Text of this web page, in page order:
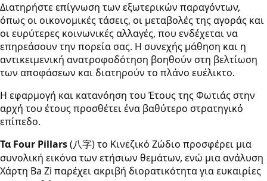
Διατηρήστε επίγνωση των εξωτερικών παραγόντων,
όπως οι οικονομικές τάσεις, οι μεταβολές της αγοράς και
οι ευρύτερες κοινωνικές αλλαγές, που ενδέχεται να
επηρεάσουν την πορεία σας. Η συνεχής μάθηση και η
αντικειμενική ανατροφοδότηση βοηθούν στη βελτίωση
των αποφάσεων και διατηρούν το πλάνο ευέλικτο.
Η εφαρμογή και κατανόηση του Έτους της Φωτιάς στην
αρχή του έτους προσθέτει ένα βαθύτερο στρατηγικό
επίπεδο.
Τα Four Pillars(八字) το Κινεζικό Ζώδιο προσφέρει μια
συνολική εικόνα των ετήσιων θεμάτων, ενώ μια ανάλυση
Χάρτη Ba Zi παρέχει ακριβή διορατικότητα για ευκαιρίες